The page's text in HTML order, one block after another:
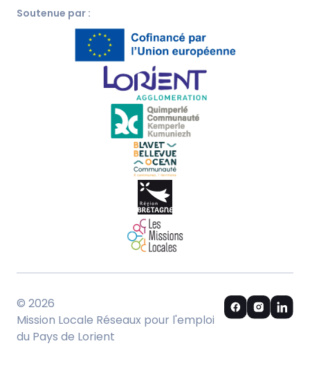
Soutenue par :
© 2026
Mission Locale Réseaux pour l'emploi
du Pays de Lorient